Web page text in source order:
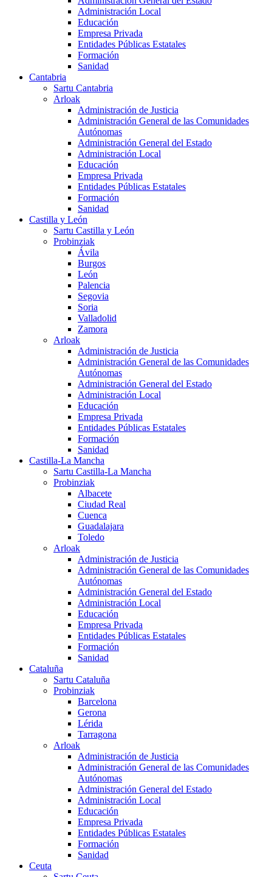
Administración Local
Educación
Empresa Privada
Entidades Públicas Estatales
Formación
Sanidad
Cantabria
Sartu Cantabria
Arloak
Administración de Justicia
Administración General de las Comunidades
Autónomas
Administración General del Estado
Administración Local
Educación
Empresa Privada
Entidades Públicas Estatales
Formación
Sanidad
Castilla y León
Sartu Castilla y León
Probinziak
Ávila
Burgos
León
Palencia
Segovia
Soria
Valladolid
Zamora
Arloak
Administración de Justicia
Administración General de las Comunidades
Autónomas
Administración General del Estado
Administración Local
Educación
Empresa Privada
Entidades Públicas Estatales
Formación
Sanidad
Castilla-La Mancha
Sartu Castilla-La Mancha
Probinziak
Albacete
Ciudad Real
Cuenca
Guadalajara
Toledo
Arloak
Administración de Justicia
Administración General de las Comunidades
Autónomas
Administración General del Estado
Administración Local
Educación
Empresa Privada
Entidades Públicas Estatales
Formación
Sanidad
Cataluña
Sartu Cataluña
Probinziak
Barcelona
Gerona
Lérida
Tarragona
Arloak
Administración de Justicia
Administración General de las Comunidades
Autónomas
Administración General del Estado
Administración Local
Educación
Empresa Privada
Entidades Públicas Estatales
Formación
Sanidad
Ceuta